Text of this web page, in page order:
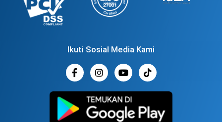
Ikuti Sosial Media Kami